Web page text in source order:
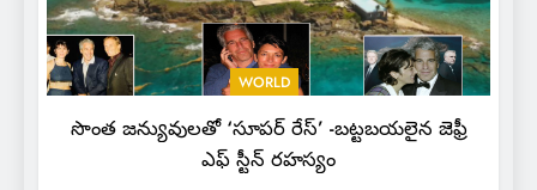
WORLD
సొంత జన్యువులతో ‘సూపర్ రేస్’ -బట్టబయలైన జెఫ్రీ
ఎఫ్ స్టీన్ రహస్యం